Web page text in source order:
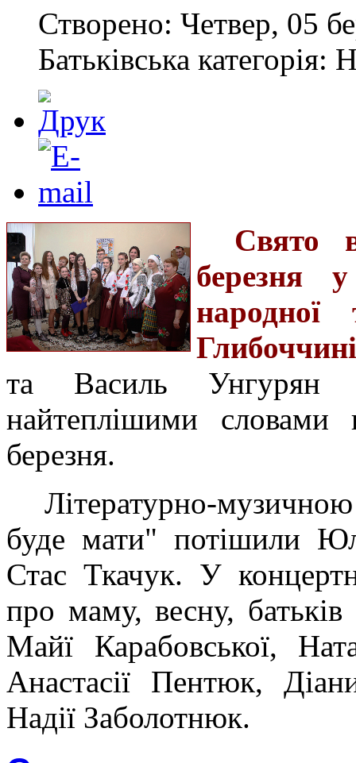
Створено: Четвер, 05
Батьківська категорія:
Свято
березня
народної
Глибоччині
та Василь Унгурян
найтеплішими
березня.
Літературно-
буде мати" потішили
Стас Ткачук. У
про маму, весну, батьків
Майї Карабовської,
Анастасії Пентюк,
Надії Заболотнюк.